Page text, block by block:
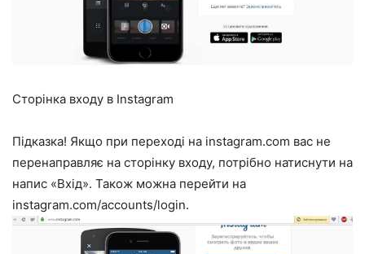
Сторінка входу в Instagram
Підказка! Якщо при переході на instagram.com вас не
перенаправляє на сторінку входу, потрібно натиснути на
напис «Вхід». Також можна перейти на
instagram.com/accounts/login.